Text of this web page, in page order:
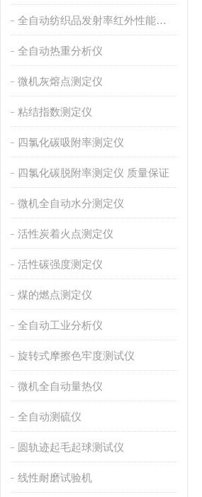
全自动纺织品发射率红外性能分析
全自动热重分析仪
微机灰熔点测定仪
粘结指数测定仪
四氯化碳吸附率测定仪
四氯化碳脱附率测定仪 质量保证
微机全自动水分测定仪
活性炭着火点测定仪
活性碳强度测定仪
煤的燃点测定仪
全自动工业分析仪
旋转式摩擦色牢度测试仪
微机全自动量热仪
全自动测硫仪
圆轨迹起毛起球测试仪
线性耐磨试验机